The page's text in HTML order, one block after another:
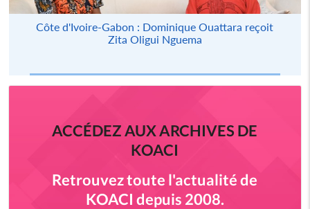
Côte d'Ivoire-Gabon : Dominique Ouattara reçoit
Zita Oligui Nguema
ACCÉDEZ AUX ARCHIVES DE
KOACI
Retrouvez toute l'actualité de
KOACI depuis 2008.